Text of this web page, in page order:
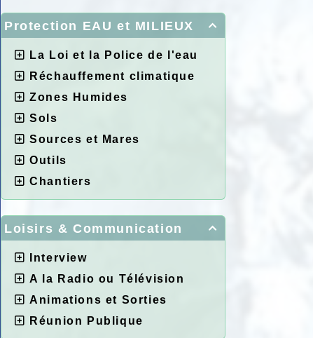

Protection EAU et MILIEUX
La Loi et la Police de l'eau
Réchauffement climatique
Zones Humides
Sols
Sources et Mares
Outils
Chantiers

Loisirs & Communication
Interview
A la Radio ou Télévision
Animations et Sorties
Réunion Publique